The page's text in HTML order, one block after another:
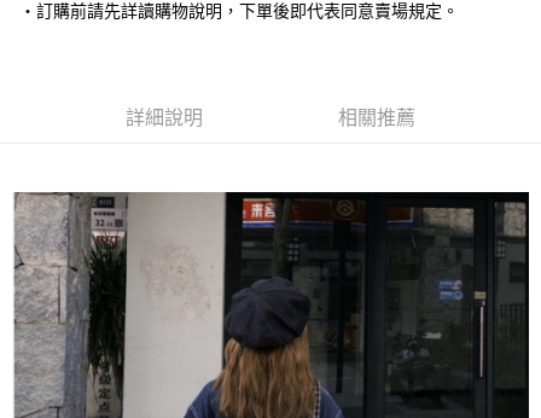
街口支付
【關於「AFTEE先享後付」】
AFTEE先享後付是「在收到商品之後才付款」的支付方式。 讓您購物簡單
便利好安心！
１．簡單：不需註冊會員、不需綁卡、不需儲值。
２．便利：只要手機號碼，簡訊認證，即可結帳。
３．安心：先確認商品／服務後，再付款。
【「AFTEE先享後付」結帳流程】
１．於結帳方式選擇「AFTEE先享後付」後，將跳轉至「AFTEE先享後付」
結帳頁面，進行簡訊認證並確認金額後，即可完成結帳。
ATM付款
運送方式
全家取貨付款
每筆NT$80，滿NT$1,500(含以上)免運費
付款後全家取貨
‧訂購前請先詳讀購物說明，下單後即代表同意賣場規定。
詳細說明 相關推薦